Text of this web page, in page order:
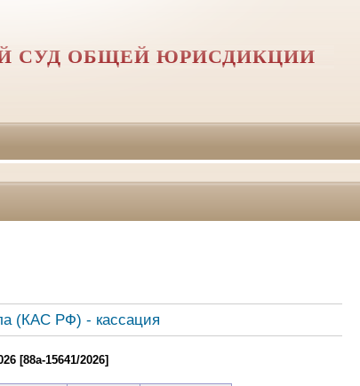
СУД ОБЩЕЙ ЮРИСДИКЦИИ
(КАC РФ) - кассация
[88а-15641/2026]